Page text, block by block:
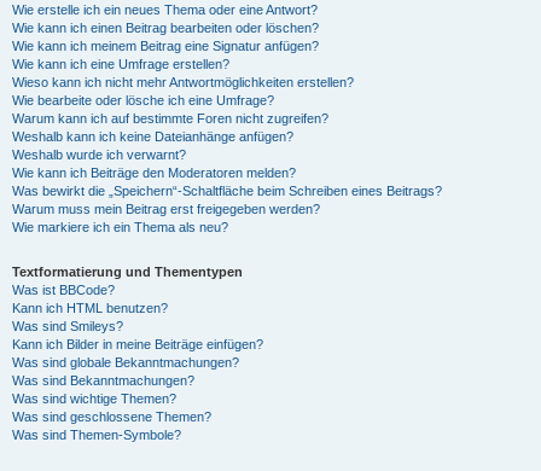
Wie erstelle ich ein neues Thema oder eine Antwort?
Wie kann ich einen Beitrag bearbeiten oder löschen?
Wie kann ich meinem Beitrag eine Signatur anfügen?
Wie kann ich eine Umfrage erstellen?
Wieso kann ich nicht mehr Antwortmöglichkeiten erstellen?
Wie bearbeite oder lösche ich eine Umfrage?
Warum kann ich auf bestimmte Foren nicht zugreifen?
Weshalb kann ich keine Dateianhänge anfügen?
Weshalb wurde ich verwarnt?
Wie kann ich Beiträge den Moderatoren melden?
Was bewirkt die „Speichern“-Schaltfläche beim Schreiben eines Beitrags?
Warum muss mein Beitrag erst freigegeben werden?
Wie markiere ich ein Thema als neu?
Textformatierung und Thementypen
Was ist BBCode?
Kann ich HTML benutzen?
Was sind Smileys?
Kann ich Bilder in meine Beiträge einfügen?
Was sind globale Bekanntmachungen?
Was sind Bekanntmachungen?
Was sind wichtige Themen?
Was sind geschlossene Themen?
Was sind Themen-Symbole?